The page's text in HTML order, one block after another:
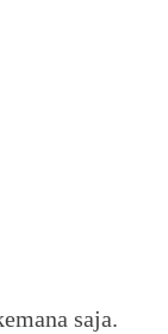
saja.